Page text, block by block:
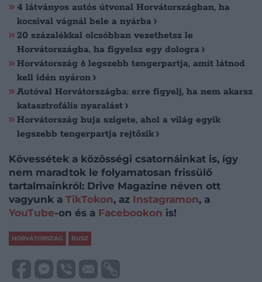
4 látványos autós útvonal Horvátországban, ha
kocsival vágnál bele a nyárba
20 százalékkal olcsóbban vezethetsz le
Horvátországba, ha figyelsz egy dologra
Horvátország 6 legszebb tengerpartja, amit látnod
kell idén nyáron
Autóval Horvátországba: erre figyelj, ha nem akarsz
katasztrofális nyaralást
Horvátország buja szigete, ahol a világ egyik
legszebb tengerpartja rejtőzik
Kövessétek a közösségi csatornáinkat is, így
nem maradtok le folyamatosan frissülő
tartalmainkról: Drive Magazine néven ott
vagyunk a TikTokon, az Instagramon, a
YouTube-on és a Facebookon is!
HORVÁTORSZÁG BUSZ